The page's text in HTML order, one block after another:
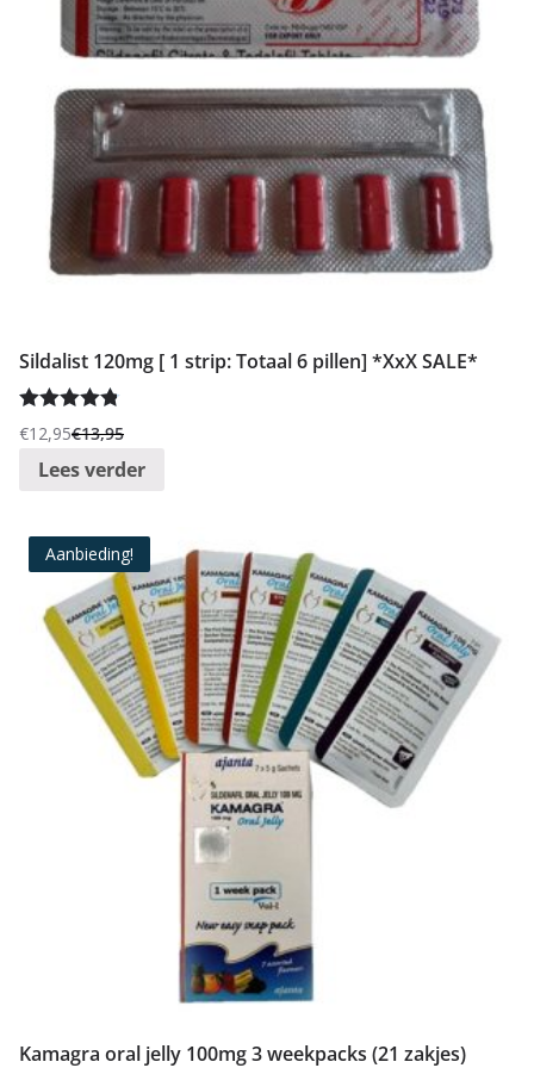
Sildalist 120mg [ 1 strip: Totaal 6 pillen] *XxX SALE*
Gewaardeer
€13,95
Oorspronkelijke
prijs
€13,95.
€12,95
Huidige
prijs
€12,95.
Lees verder
Aanbieding!
Kamagra oral jelly 100mg 3 weekpacks (21 zakjes)